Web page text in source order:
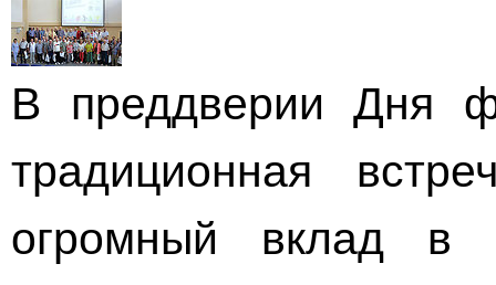
В преддверии Дня
традиционная
огромный вклад в